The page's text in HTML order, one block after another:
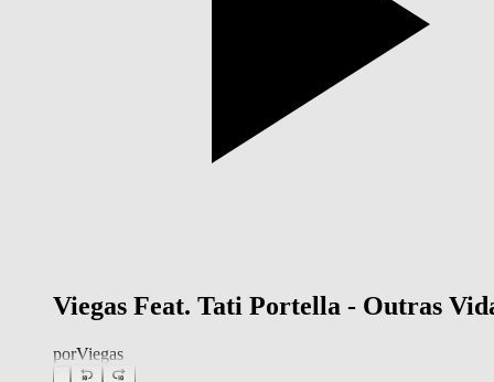
Viegas Feat. Tati Portella - Outras
porViegas